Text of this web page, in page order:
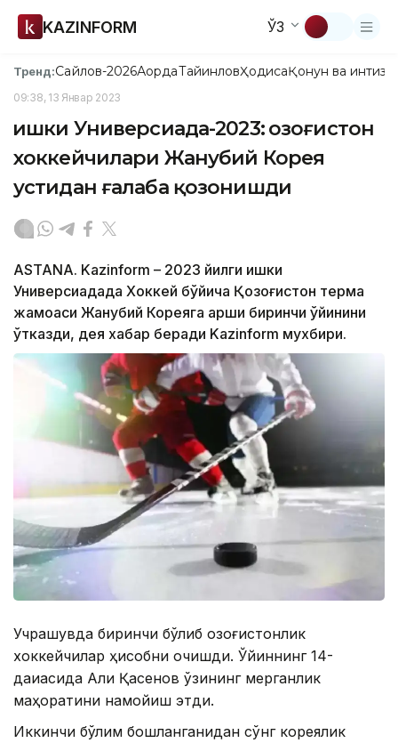
KAZINFORM ЎЗ
Тренд:Сайлов-2026АқордаТайинловҲодисаҚонун ва
09:38, 13 Январ 2023
Қишки Универсиада-2023: Қозоғистон
хоккейчилари Жанубий Корея
устидан ғалаба қозонишди
ASTANA. Kazinform – 2023 йилги қишки
Универсиадада Хоккей бўйича Қозоғистон терма
жамоаси Жанубий Кореяга қарши биринчи ўйинини
ўтказди, дея хабар беради Kazinform мухбири.
Учрашувда биринчи бўлиб қозоғистонлик
хоккейчилар ҳисобни очишди. Ўйиннинг 14-
дақиқасида Али Қасенов ўзининг мерганлик
маҳоратини намойиш этди.
Иккинчи бўлим бошланганидан сўнг кореялик